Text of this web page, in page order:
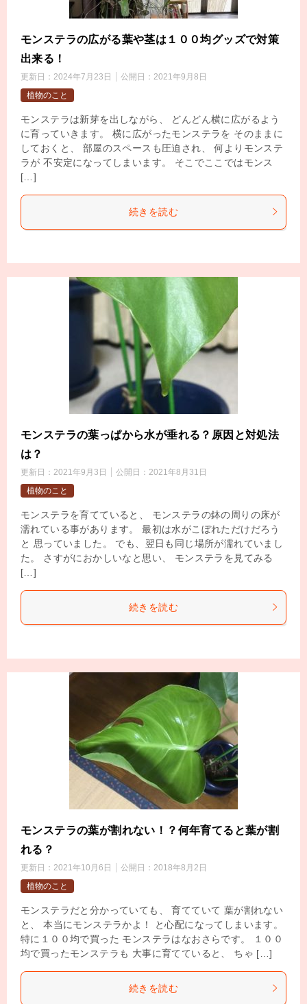
モンステラの広がる葉や茎は１００均グッズで対策
出来る！
更新日： 2024年7月23日 公開日： 2021年9月8日
植物のこと
モンステラは新芽を出しながら、 どんどん横に広がるよう
に育っていきます。 横に広がったモンステラを そのままに
しておくと、 部屋のスペースも圧迫され、 何よりモンステ
ラが 不安定になってしまいます。 そこでここではモンス
[…]
続きを読む
モンステラの葉っぱから水が垂れる？原因と対処法
は？
更新日： 2021年9月3日 公開日： 2021年8月31日
植物のこと
モンステラを育てていると、 モンステラの鉢の周りの床が
濡れている事があります。 最初は水がこぼれただけだろう
と 思っていました。 でも、翌日も同じ場所が濡れていまし
た。 さすがにおかしいなと思い、 モンステラを見てみる
[…]
続きを読む
モンステラの葉が割れない！？何年育てると葉が割
れる？
更新日： 2021年10月6日 公開日： 2018年8月2日
植物のこと
モンステラだと分かっていても、 育てていて 葉が割れない
と、 本当にモンステラかよ！ と心配になってしまいます。
特に１００均で買った モンステラはなおさらです。 １００
均で買ったモンステラも 大事に育てていると、 ちゃ […]
続きを読む